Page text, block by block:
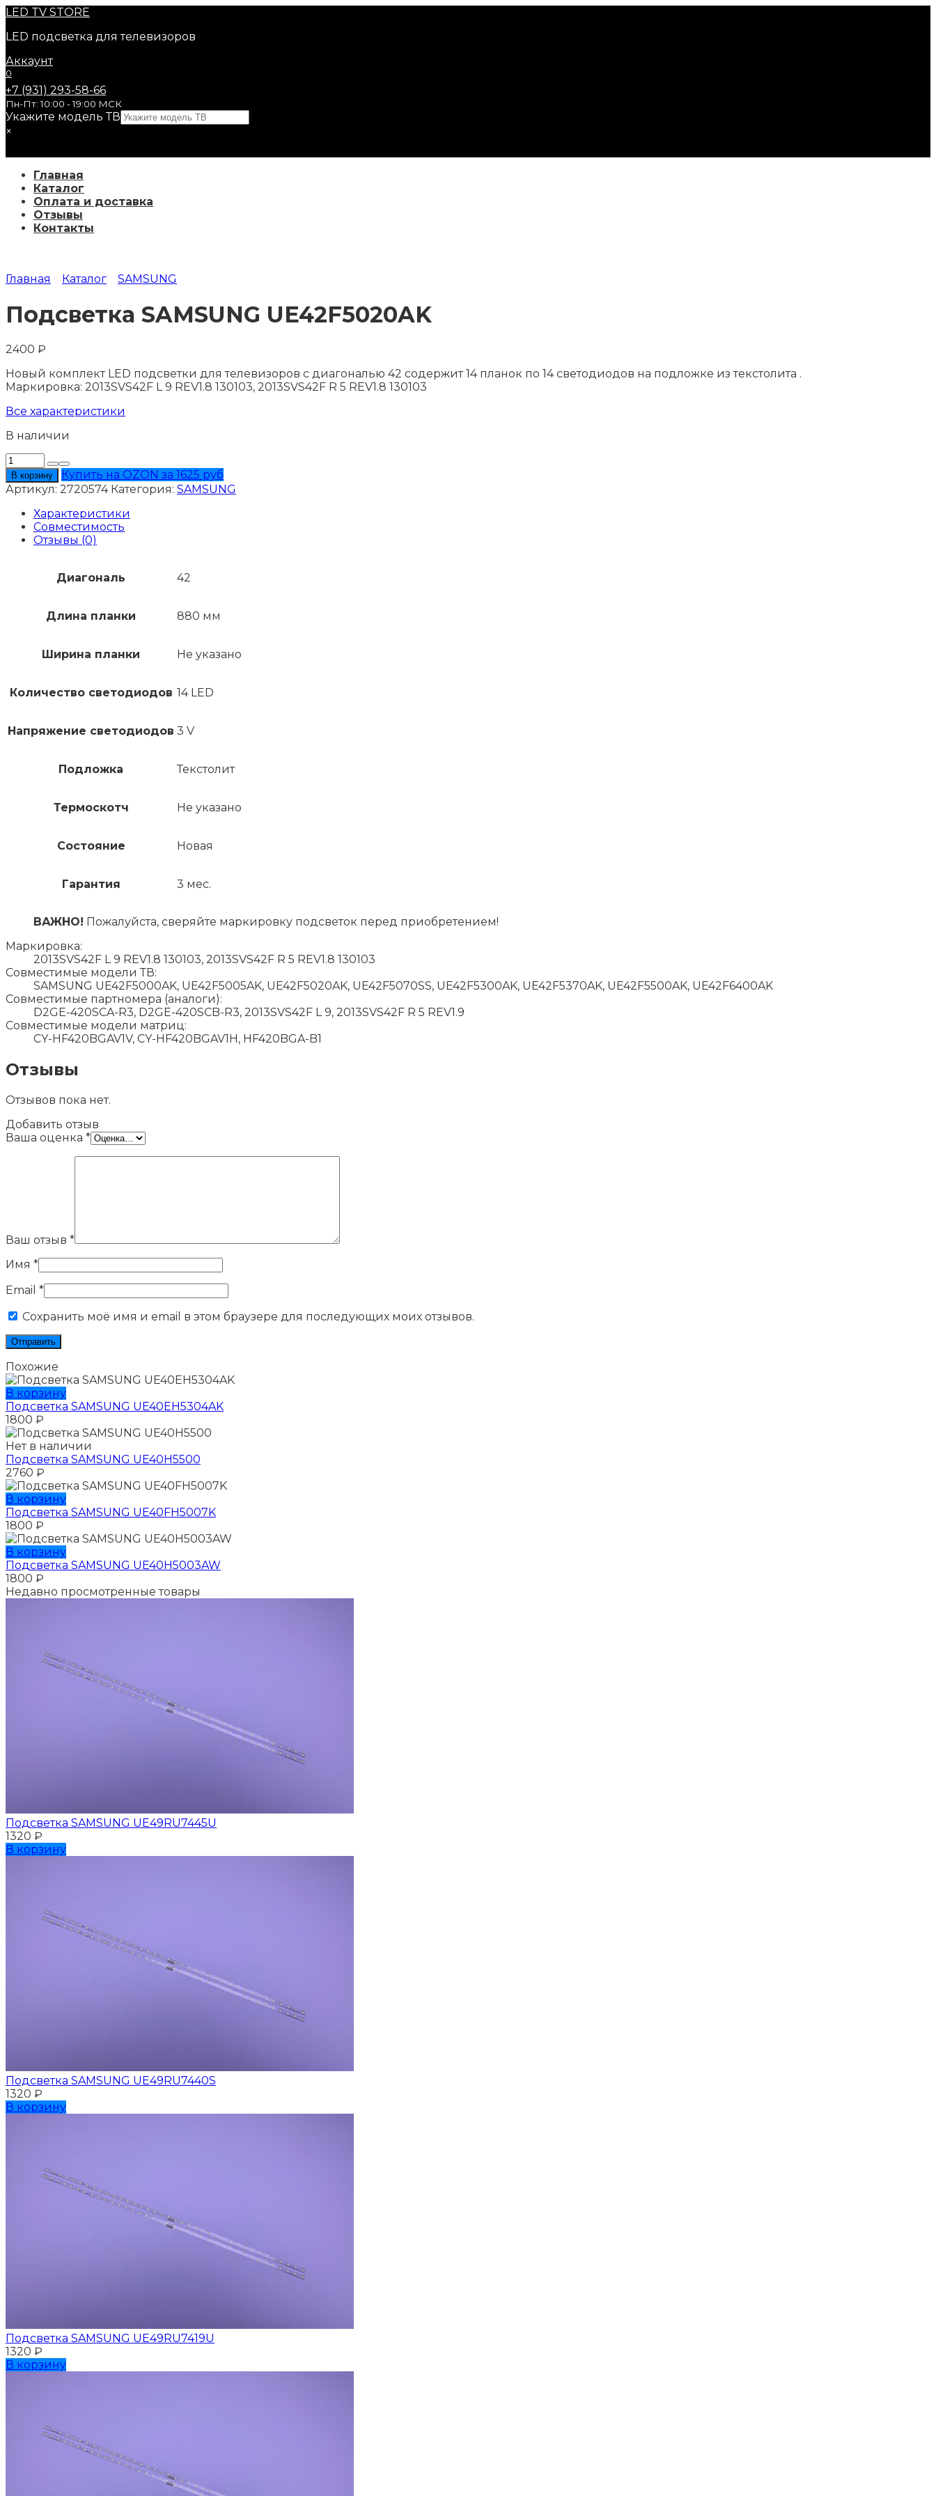
Перейти
содержанию
LED TV STORE
LED подсветка для телевизоров
Аккаунт
0
+7 (931) 293-58-66
Пн-Пт: 10:00 - 19:00 МСК
Укажите модель ТВ
×
Главная
Каталог
Оплата и доставка
Отзывы
Контакты
Главная Каталог SAMSUNG
Подсветка SAMSUNG UE42F5020AK
2400 ₽
Новый комплект LED подсветки для телевизоров с диагональю 42 содержит 14 планок по 14 светодиодов на подложке из текстолита .
Маркировка: 2013SVS42F L 9 REV1.8 130103, 2013SVS42F R 5 REV1.8 130103
Все характеристики
В наличии
Количество
товара
Подсветка
SAMSUNG
UE42F5020AK
В корзину
Купить на OZON за 1625 руб
Артикул: 2720574 Категория: SAMSUNG
Характеристики
Совместимость
Отзывы (0)
Диагональ 42
Длина планки 880 мм
Ширина планки Не указано
Количество светодиодов 14 LED
Напряжение светодиодов 3 V
Подложка Текстолит
Термоскотч Не указано
Состояние Новая
Гарантия 3 мес.
ВАЖНО! Пожалуйста, сверяйте маркировку подсветок перед приобретением!
Маркировка:
2013SVS42F L 9 REV1.8 130103, 2013SVS42F R 5 REV1.8 130103
Совместимые модели ТВ:
SAMSUNG UE42F5000AK, UE42F5005AK, UE42F5020AK, UE42F5070SS, UE42F5300AK, UE42F5370AK, UE42F5500AK, UE42F6400AK
Совместимые партномера (аналоги):
D2GE-420SCA-R3, D2GE-420SCB-R3, 2013SVS42F L 9, 2013SVS42F R 5 REV1.9
Совместимые модели матриц:
CY-HF420BGAV1V, CY-HF420BGAV1H, HF420BGA-B1
Отзывы
Отзывов пока нет.
Добавить отзыв
Ваша оценка *
Ваш отзыв *
Имя *
Email *
Сохранить моё имя и email в этом браузере для последующих моих отзывов.
Похожие
В корзину
Подсветка SAMSUNG UE40EH5304AK
1800 ₽
Нет в наличии
Подсветка SAMSUNG UE40H5500
2760 ₽
В корзину
Подсветка SAMSUNG UE40FH5007K
1800 ₽
В корзину
Подсветка SAMSUNG UE40H5003AW
1800 ₽
Недавно просмотренные товары
Подсветка SAMSUNG UЕ49RU7445U
1320 ₽
В корзину
Подсветка SAMSUNG UЕ49RU7440S
1320 ₽
В корзину
Подсветка SAMSUNG UЕ49RU7419U
1320 ₽
В корзину